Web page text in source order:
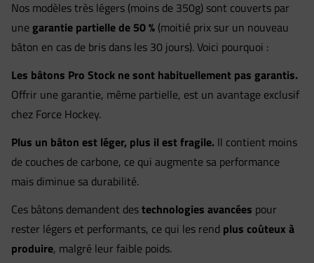
Nos modèles très légers (moins de 350g) sont couverts par
une garantie partielle de 50 % (moitié prix sur un nouveau
bâton en cas de bris dans les 30 jours). Voici pourquoi :
Les bâtons Pro Stock ne sont habituellement pas garantis.
Offrir une garantie, même partielle, est un avantage exclusif
chez Force Hockey.
Plus un bâton est léger, plus il est fragile. Il contient moins
de couches de carbone, ce qui augmente sa performance
mais diminue sa durabilité.
Ces bâtons demandent destechnologies avancées pour
rester légers et performants, ce qui les rend plus coûteux à
produire, malgré leur faible poids.